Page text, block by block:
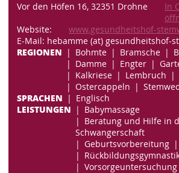
Vor den Höfen 16, 32351 Drohne
In
Website:
www.gesundheitshof-
E-Mail: hebamme (at) gesundheitshof-
REGIONEN
Bohmte Bramsche
Damme
Engter
Kalkriese
Lembruch
Ostercappeln
SPRACHEN
Englisch
LEISTUNGEN
Babymassage
Beratung und Hilfe in
Schwangerschaft
Geburtsvorbereitung